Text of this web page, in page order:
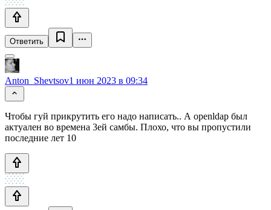
Ответить
Anton_Shevtsov1 июн 2023 в 09:34
Чтобы гуй прикрутить его надо написать.. А openldap был
актуален во времена 3ей самбы. Плохо, что вы пропустили
последние лет 10